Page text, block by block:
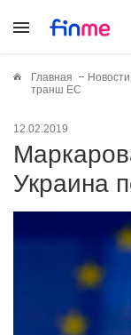
Главная Новости
транш ЕС
12.02.2019
Маркарова рассказала, когда
Украина